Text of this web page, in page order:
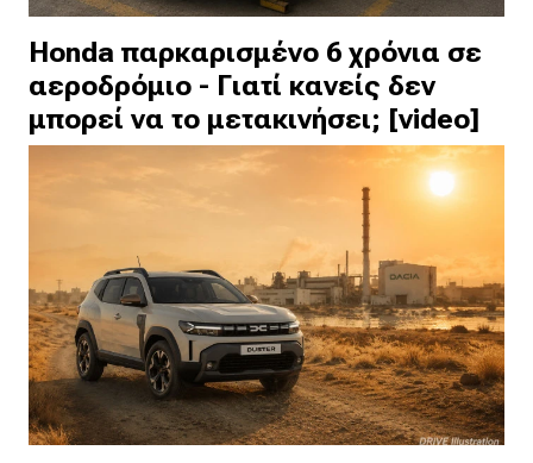
Honda παρκαρισμένο 6 χρόνια σε
αεροδρόμιο - Γιατί κανείς δεν
μπορεί να το μετακινήσει; [video]